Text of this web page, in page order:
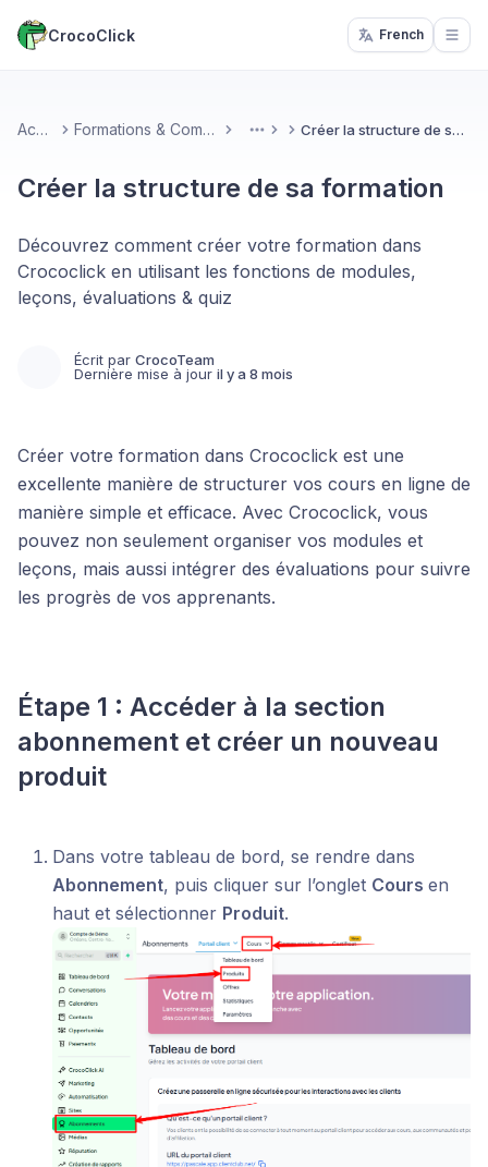
CrocoClick French
Accueil Formations & Communautés More Créer la structure de sa formation
Créer la structure de sa formation
Découvrez comment créer votre formation dans
Crococlick en utilisant les fonctions de modules,
leçons, évaluations & quiz
Écrit par CrocoTeam
Dernière mise à jour il y a 8 mois
Créer votre formation dans Crococlick est une
excellente manière de structurer vos cours en ligne de
manière simple et efficace. Avec Crococlick, vous
pouvez non seulement organiser vos modules et
leçons, mais aussi intégrer des évaluations pour suivre
les progrès de vos apprenants.
Étape 1 : Accéder à la section
abonnement et créer un nouveau
produit
Dans votre tableau de bord, se rendre dans
Abonnement, puis cliquer sur l’onglet Cours en
haut et sélectionner Produit.